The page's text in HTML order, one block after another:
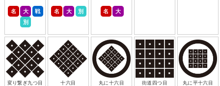
名 大
戦
別
名 大 別 名 大
変り繋ぎ九つ目 十六目 丸に十六目 街道四つ目 丸に平十六目